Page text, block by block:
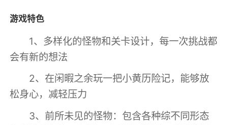
游戏特色
1、多样化的怪物和关卡设计，每一次挑战都
会有新的想法
2、在闲暇之余玩一把小黄历险记，能够放
松身心，减轻压力
3、前所未见的怪物：包含各种综不同形态